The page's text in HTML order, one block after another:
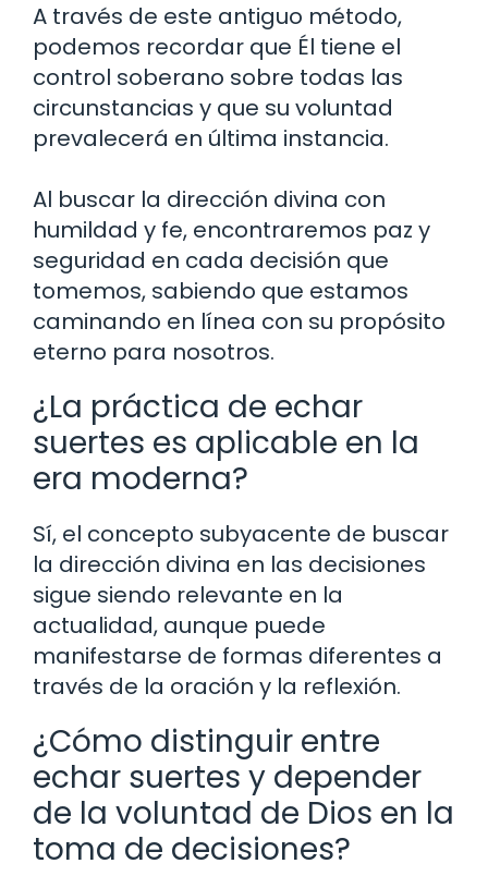
A través de este antiguo método,
podemos recordar que Él tiene el
control soberano sobre todas las
circunstancias y que su voluntad
prevalecerá en última instancia.
Al buscar la dirección divina con
humildad y fe, encontraremos paz y
seguridad en cada decisión que
tomemos, sabiendo que estamos
caminando en línea con su propósito
eterno para nosotros.
¿La práctica de echar
suertes es aplicable en la
era moderna?
Sí, el concepto subyacente de buscar
la dirección divina en las decisiones
sigue siendo relevante en la
actualidad, aunque puede
manifestarse de formas diferentes a
través de la oración y la reflexión.
¿Cómo distinguir entre
echar suertes y depender
de la voluntad de Dios en la
toma de decisiones?